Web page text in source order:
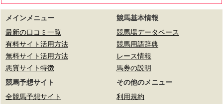
メインメニュー
最新の口コミ一覧
有料サイト活用方法
無料サイト活用方法
悪質サイト特徴
競馬基本情報
競馬場データベース
競馬用語辞典
レース情報
馬券の説明
競馬予想サイト
全競馬予想サイト
その他のメニュー
利用規約